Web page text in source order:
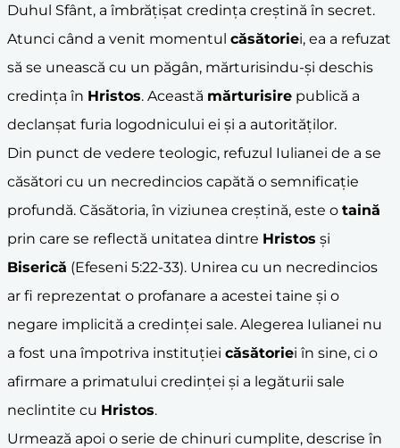
Duhul Sfânt, a îmbrățișat credința creștină în secret.
Atunci când a venit momentul căsătoriei, ea a refuzat
să se unească cu un păgân, mărturisindu-și deschis
credința în Hristos. Această mărturisire publică a
declanșat furia logodnicului ei și a autorităților.
Din punct de vedere teologic, refuzul Iulianei de a se
căsători cu un necredincios capătă o semnificație
profundă. Căsătoria, în viziunea creștină, este o taină
prin care se reflectă unitatea dintre Hristos și
Biserică (Efeseni 5:22-33). Unirea cu un necredincios
ar fi reprezentat o profanare a acestei taine și o
negare implicită a credinței sale. Alegerea Iulianei nu
a fost una împotriva instituției căsătoriei în sine, ci o
afirmare a primatului credinței și a legăturii sale
neclintite cu Hristos.
Urmează apoi o serie de chinuri cumplite, descrise în